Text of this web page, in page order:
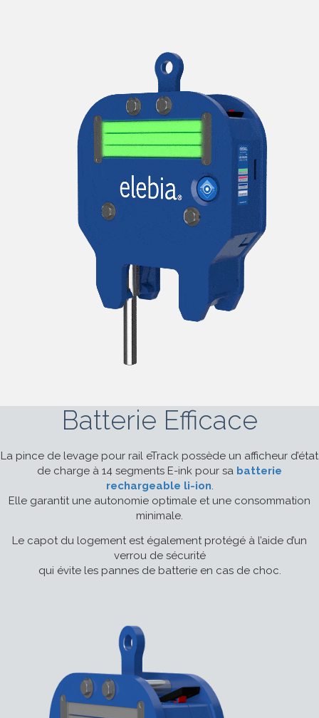
Batterie Efficace
La pince de levage pour rail eTrack possède un afficheur d’état
de charge à 14 segments E-ink pour sa batterie
rechargeable li-ion.
Elle garantit une autonomie optimale et une consommation
minimale.
Le capot du logement est également protégé à l’aide d’un
verrou de sécurité
qui évite les pannes de batterie en cas de choc.